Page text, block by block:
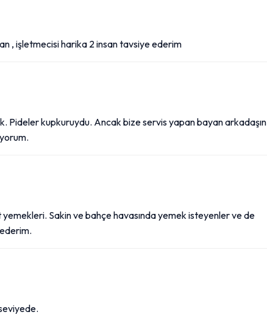
, işletmecisi harika 2 insan tavsiye ederim
Pideler kupkuruydu. Ancak bize servis yapan bayan arkadaşın
yemekleri. Sakin ve bahçe havasında yemek isteyenler ve de